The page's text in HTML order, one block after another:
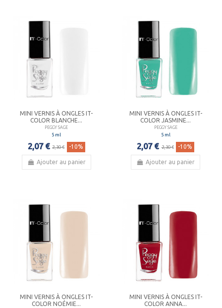
MINI VERNIS À ONGLES IT-
COLOR BLANCHE...
PEGGY SAGE
5 ml
2,07 € 2,30 € -10%
Ajouter au panier
MINI VERNIS À ONGLES IT-
COLOR JASMINE...
PEGGY SAGE
5 ml
2,07 € 2,30 € -10%
Ajouter au panier
MINI VERNIS À ONGLES IT-
COLOR NOÉMIE...
MINI VERNIS À ONGLES IT-
COLOR ANNA...